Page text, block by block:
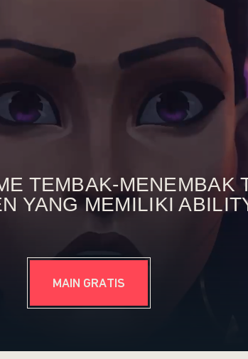
TEMBAK-MENEMBAK
YANG MEMILIKI
MAIN GRATIS